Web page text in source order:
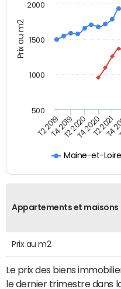
Prix au m2
Maine-et-Loire
T2 2019T4 2019T2 2020T4 2020T2 2021
T4
1000
1500
2000
500
Appartements et maisons
Prix au m2
Le prix des biens
le dernier trimestre dans